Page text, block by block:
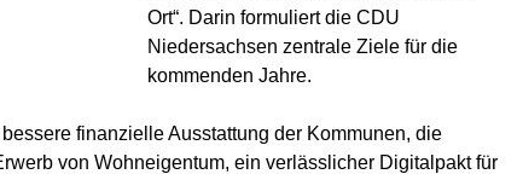
Ort“. Darin formuliert die CDU
Niedersachsen zentrale Ziele für die
kommenden Jahre.
finanzielle Ausstattung der Kommunen, die
von Wohneigentum, ein verlässlicher Digitalpakt für